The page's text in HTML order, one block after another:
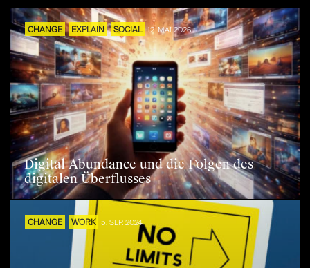
CHANGE EXPLAIN SOCIAL 12. MAI 2026
Digital Abundance und die Folgen des
digitalen Überflusses
CHANGE WORK 5. SEP. 2024